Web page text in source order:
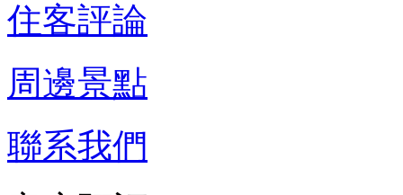
住客評論
周邊景點
聯系我們